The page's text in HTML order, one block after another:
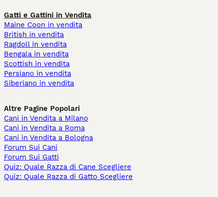
Gatti e Gattini in Vendita
Maine Coon in vendita
British in vendita
Ragdoll in vendita
Bengala in vendita
Scottish in vendita
Persiano in vendita
Siberiano in vendita
Altre Pagine Popolari
Cani in Vendita a Milano
Cani in Vendita a Roma
Cani in Vendita a Bologna
Forum Sui Cani
Forum Sui Gatti
Quiz: Quale Razza di Cane Scegliere
Quiz: Quale Razza di Gatto Scegliere